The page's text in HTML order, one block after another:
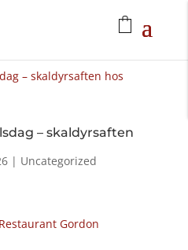
– skaldyrsaften
| Uncategorized